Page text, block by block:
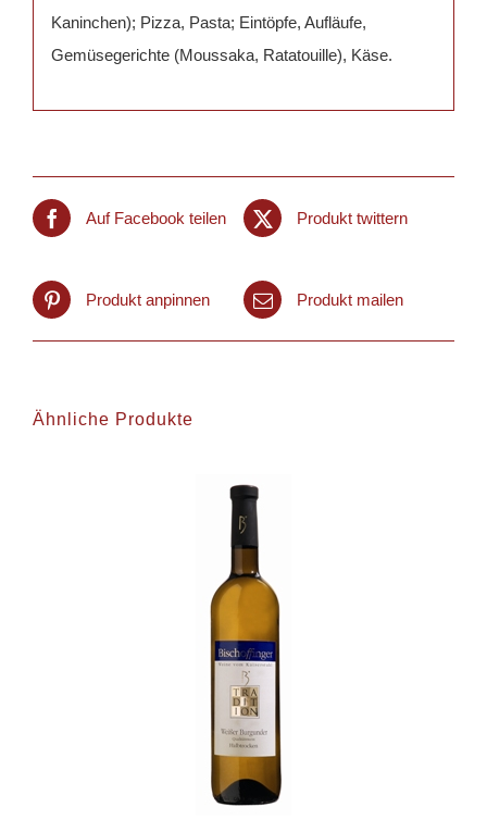
Kaninchen); Pizza, Pasta; Eintöpfe, Aufläufe,
Gemüsegerichte (Moussaka, Ratatouille), Käse.
Auf Facebook teilen Produkt twittern
Produkt anpinnen Produkt mailen
Ähnliche Produkte